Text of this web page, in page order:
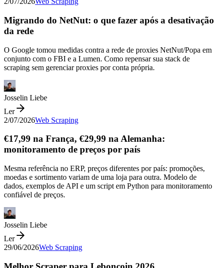
Migrando do NetNut: o que fazer após a desativação
da rede
O Google tomou medidas contra a rede de proxies NetNut/Popa em
conjunto com o FBI e a Lumen. Como repensar sua stack de
scraping sem gerenciar proxies por conta própria.
Josselin Liebe
Ler
2/07/2026Web Scraping
€17,99 na França, €29,99 na Alemanha:
monitoramento de preços por país
Mesma referência no ERP, preços diferentes por país: promoções,
moedas e sortimento variam de uma loja para outra. Modelo de
dados, exemplos de API e um script em Python para monitoramento
confiável de preços.
Josselin Liebe
Ler
29/06/2026Web Scraping